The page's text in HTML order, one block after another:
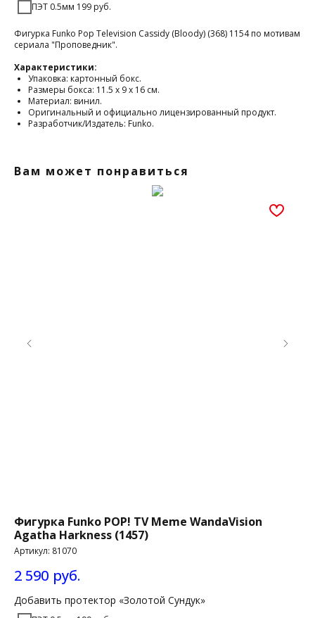
ПЭТ 0.5мм 199 руб.
Фигурка Funko Pop Television Cassidy (Bloody) (368) 1154 по мотивам
сериала "Проповедник".
Характеристики:
Упаковка: картонный бокс.
Размеры бокса: 11.5 х 9 х 16 см.
Материал: винил.
Оригинальный и официально лицензированный продукт.
Разработчик/Издатель: Funko.
Вам может понравиться
Фигурка Funko POP! TV Meme WandaVision
Agatha Harkness (1457)
Артикул: 81070
2 590 руб.
Добавить протектор «Золотой Сундук»